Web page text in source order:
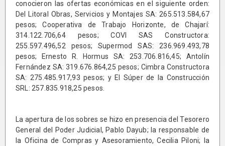
conocieron las ofertas económicas en el siguiente orden:
Del Litoral Obras, Servicios y Montajes SA: 265.513.584,67
pesos; Cooperativa de Trabajo Horizonte, de Chajarí:
314.122.706,64 pesos; COVI SAS Constructora:
255.597.496,52 pesos; Supermod SAS: 236.969.493,78
pesos; Ernesto R. Hormus SA: 253.706.816,45; Antolín
Fernández SA: 319.676.864,25 pesos; Cimbra Constructora
SA: 275.485.917,93 pesos; y El Súper de la Construcción
SRL: 257.835.918,25 pesos.
La apertura de los sobres se hizo en presencia del Tesorero
General del Poder Judicial, Pablo Dayub; la responsable de
la Oficina de Compras y Asesoramiento, Cecilia Piloni; la